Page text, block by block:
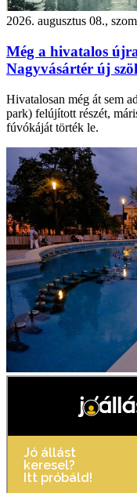
2026. augusztus 08.,
Még a hivatalos
Nagyvásártér új
Hivatalosan még át sem
park) felújított részét,
fúvókáját törték le.